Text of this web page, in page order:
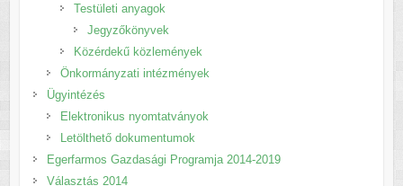
Testületi anyagok
Jegyzőkönyvek
Közérdekű közlemények
Önkormányzati intézmények
Ügyintézés
Elektronikus nyomtatványok
Letölthető dokumentumok
Egerfarmos Gazdasági Programja 2014-2019
Választás 2014